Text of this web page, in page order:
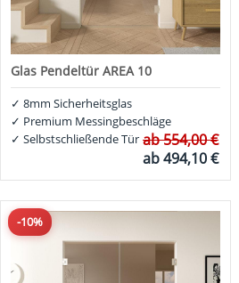
Glas Pendeltür AREA 10
✓ 8mm Sicherheitsglas
✓ Premium Messingbeschläge
✓ Selbstschließende Tür ab554,00 €
ab494,10 €
-10%